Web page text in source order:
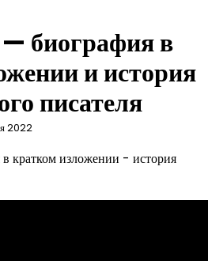
биография в
и история
писателя
2022